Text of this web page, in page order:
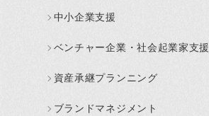
中小企業支援
ベンチャー企業・社会起業家支援
資産承継プランニング
ブランドマネジメント